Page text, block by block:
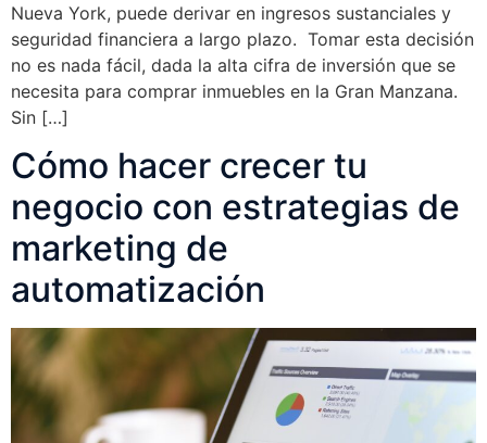
Nueva York, puede derivar en ingresos sustanciales y
seguridad financiera a largo plazo. Tomar esta decisión
no es nada fácil, dada la alta cifra de inversión que se
necesita para comprar inmuebles en la Gran Manzana.
Sin […]
Cómo hacer crecer tu
negocio con estrategias de
marketing de
automatización